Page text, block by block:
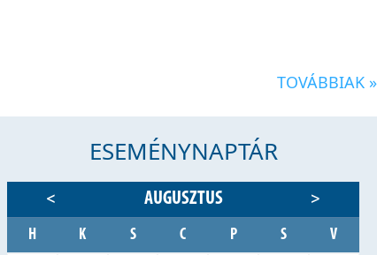
TOVÁBBIAK »
ESEMÉNYNAPTÁR
< AUGUSZTUS >
H K S C P S V